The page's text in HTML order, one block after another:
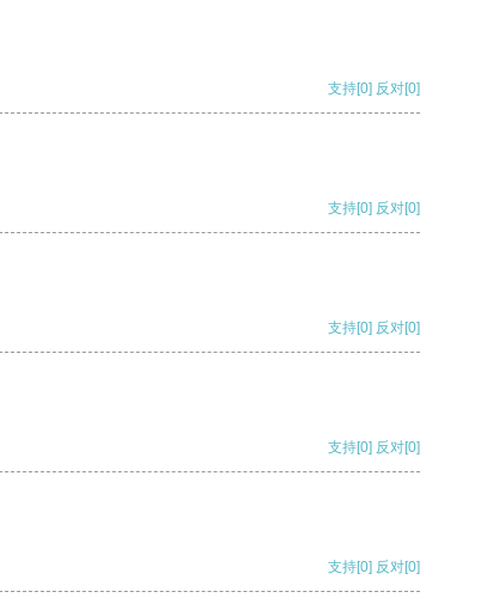
支持[0] 反对[0]
支持[0] 反对[0]
支持[0] 反对[0]
支持[0] 反对[0]
支持[0] 反对[0]